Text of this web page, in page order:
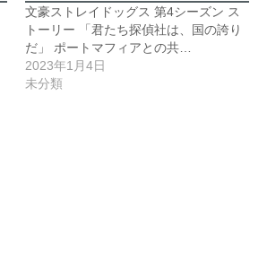
文豪ストレイドッグス 第4シーズン ス
トーリー 「君たち探偵社は、国の誇り
だ」 ポートマフィアとの共…
2023年1月4日
未分類